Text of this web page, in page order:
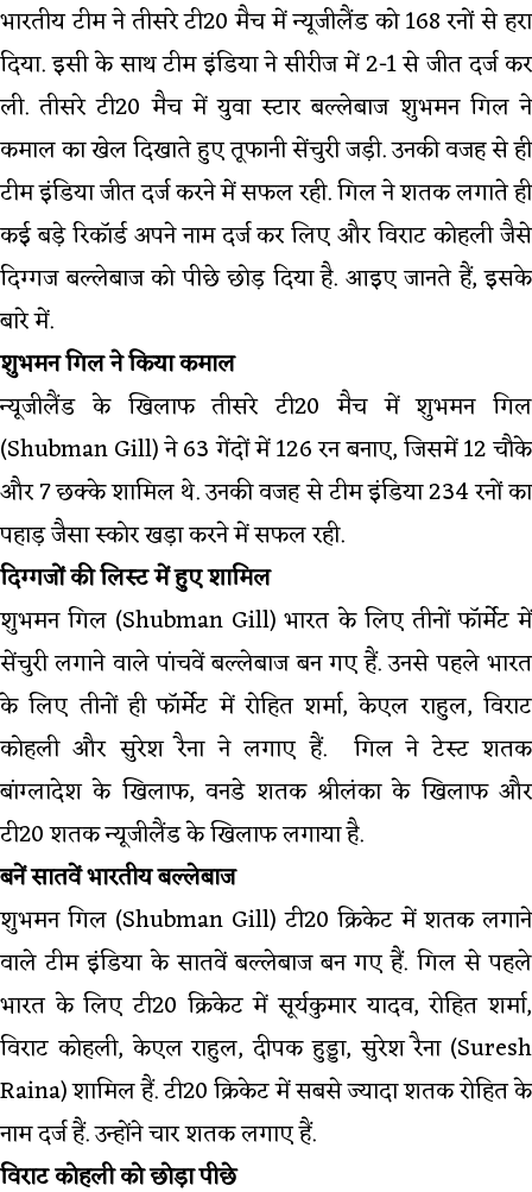
भारतीय टीम ने तीसरे टी20 मैच में न्यूजीलैंड को 168 रनों से हरा
दिया. इसी के साथ टीम इंडिया ने सीरीज में 2-1 से जीत दर्ज कर
ली. तीसरे टी20 मैच में युवा स्टार बल्लेबाज शुभमन गिल ने
कमाल का खेल दिखाते हुए तूफानी सेंचुरी जड़ी. उनकी वजह से ही
टीम इंडिया जीत दर्ज करने में सफल रही. गिल ने शतक लगाते ही
कई बड़े रिकॉर्ड अपने नाम दर्ज कर लिए और विराट कोहली जैसे
दिग्गज बल्लेबाज को पीछे छोड़ दिया है. आइए जानते हैं, इसके
बारे में.
शुभमन गिल ने किया कमाल
न्यूजीलैंड के खिलाफ तीसरे टी20 मैच में शुभमन गिल
(Shubman Gill) ने 63 गेंदों में 126 रन बनाए, जिसमें 12 चौके
और 7 छक्के शामिल थे. उनकी वजह से टीम इंडिया 234 रनों का
पहाड़ जैसा स्कोर खड़ा करने में सफल रही.
दिग्गजों की लिस्ट में हुए शामिल
शुभमन गिल (Shubman Gill) भारत के लिए तीनों फॉर्मेट में
सेंचुरी लगाने वाले पांचवें बल्लेबाज बन गए हैं. उनसे पहले भारत
के लिए तीनों ही फॉर्मेट में रोहित शर्मा, केएल राहुल, विराट
कोहली और सुरेश रैना ने लगाए हैं. गिल ने टेस्ट शतक
बांग्लादेश के खिलाफ, वनडे शतक श्रीलंका के खिलाफ और
टी20 शतक न्यूजीलैंड के खिलाफ लगाया है.
बनें सातवें भारतीय बल्लेबाज
शुभमन गिल (Shubman Gill) टी20 क्रिकेट में शतक लगाने
वाले टीम इंडिया के सातवें बल्लेबाज बन गए हैं. गिल से पहले
भारत के लिए टी20 क्रिकेट में सूर्यकुमार यादव, रोहित शर्मा,
विराट कोहली, केएल राहुल, दीपक हुड्डा, सुरेश रैना (Suresh
Raina) शामिल हैं. टी20 क्रिकेट में सबसे ज्यादा शतक रोहित के
नाम दर्ज हैं. उन्होंने चार शतक लगाए हैं.
विराट कोहली को छोड़ा पीछे